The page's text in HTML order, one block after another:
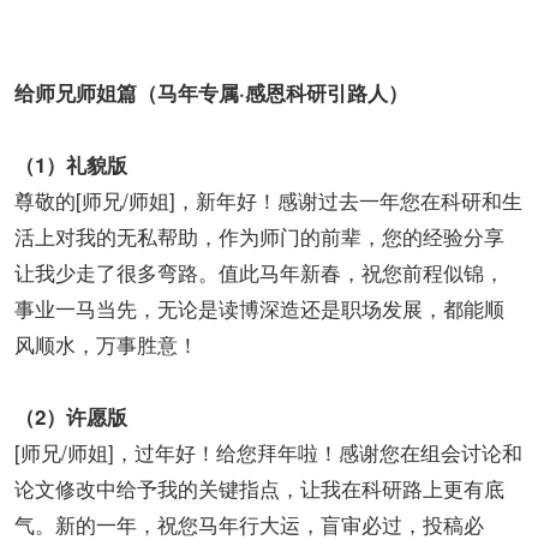
给师兄师姐篇 （马年专属·感恩科研引路人）
（1）礼貌版
尊敬的[师兄/师姐]，新年好！感谢过去一年您在科研和生
活上对我的无私帮助，作为师门的前辈，您的经验分享
让我少走了很多弯路。值此马年新春，祝您前程似锦，
事业一马当先，无论是读博深造还是职场发展，都能顺
风顺水，万事胜意！
（2）许愿版
[师兄/师姐]，过年好！给您拜年啦！感谢您在组会讨论和
论文修改中给予我的关键指点，让我在科研路上更有底
气。新的一年，祝您马年行大运，盲审必过，投稿必